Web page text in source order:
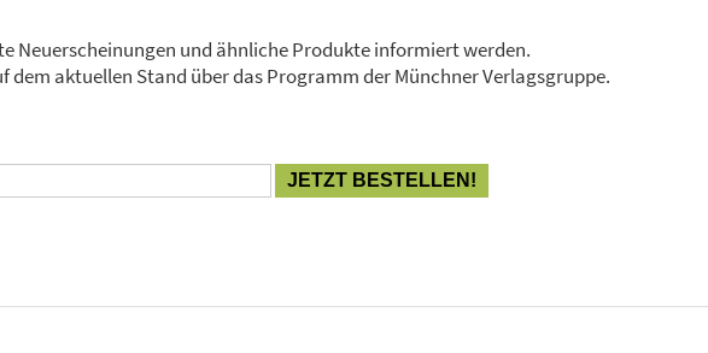
Neuerscheinungen und ähnliche Produkte informiert werden.
dem aktuellen Stand über das Programm der Münchner Verlagsgruppe.